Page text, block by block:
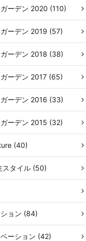
ーデン 2020 (110)
ーデン 2019 (57)
ーデン 2018 (38)
ーデン 2017 (65)
ーデン 2016 (33)
ーデン 2015 (32)
(40)
スタイル (50)
ョン (84)
ーション (42)